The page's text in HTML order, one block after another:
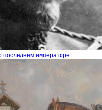
последнем императоре